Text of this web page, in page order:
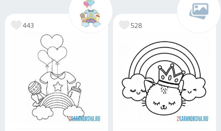
443 528